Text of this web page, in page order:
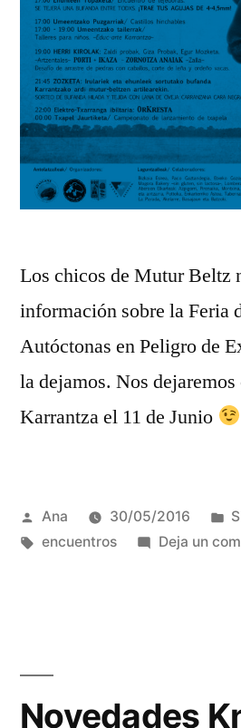
Los chicos de Mutur Beltz
información sobre la Feria
Autóctonas en Peligro de
la dejamos. Nos dejaremos
Karrantza el 11 de Junio
Publicada
por
Ana 30/05/2016
Etiquetas:
encuentros Deja un
Novedades